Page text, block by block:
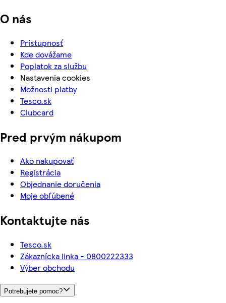
O nás
Prístupnosť
Kde dovážame
Poplatok za službu
Nastavenia cookies
Možnosti platby
Tesco.sk
Clubcard
Pred prvým nákupom
Ako nakupovať
Registrácia
Objednanie doručenia
Moje obľúbené
Kontaktujte nás
Tesco.sk
Zákaznícka linka - 0800222333
Výber obchodu
Potrebujete pomoc?